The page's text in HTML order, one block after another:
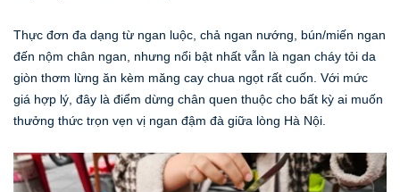
Thực đơn đa dạng từ ngan luộc, chả ngan nướng, bún/miến ngan
đến nộm chân ngan, nhưng nổi bật nhất vẫn là ngan cháy tỏi da
giòn thơm lừng ăn kèm măng cay chua ngọt rất cuốn. Với mức
giá hợp lý, đây là điểm dừng chân quen thuộc cho bất kỳ ai muốn
thưởng thức trọn vẹn vị ngan đậm đà giữa lòng Hà Nội.